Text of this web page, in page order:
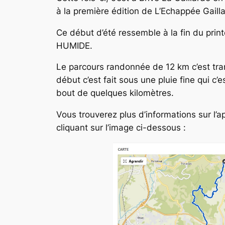
à la première édition de L’Echappée
Ce début d’été ressemble à la fin du
HUMIDE.
Le parcours randonnée de 12 km c’est
début c’est fait sous une pluie fine qui
bout de quelques kilomètres.
Vous trouverez plus d’informations sur
cliquant sur l’image ci-dessous :